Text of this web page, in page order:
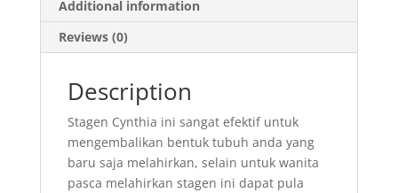
Additional information
Reviews (0)
Description
Stagen Cynthia ini sangat efektif untuk
mengembalikan bentuk tubuh anda yang
baru saja melahirkan, selain untuk wanita
pasca melahirkan stagen ini dapat pula